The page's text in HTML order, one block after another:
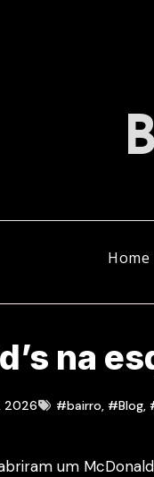
Home
na
2026 #bairro, #Blog,
um